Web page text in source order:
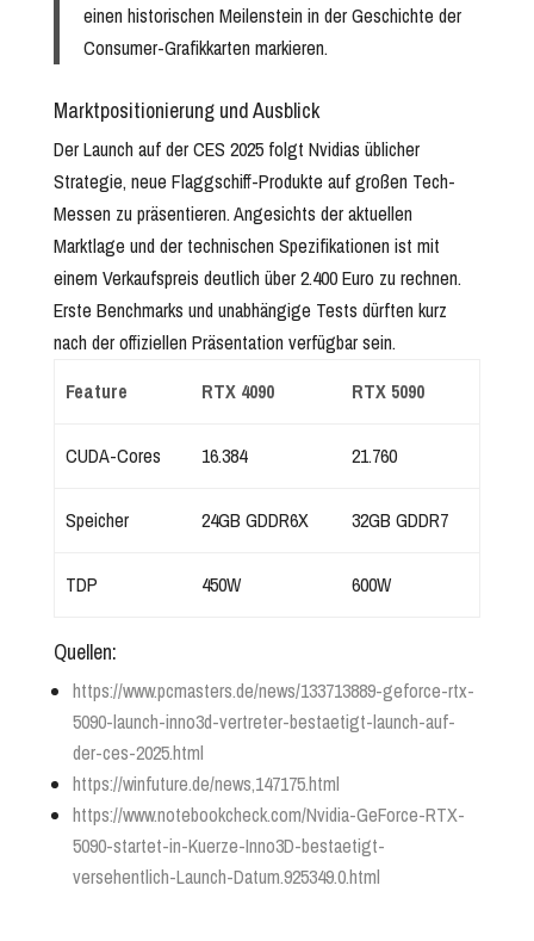
einen historischen Meilenstein in der Geschichte der
Consumer-Grafikkarten markieren.
Marktpositionierung und Ausblick
Der Launch auf der CES 2025 folgt Nvidias üblicher
Strategie, neue Flaggschiff-Produkte auf großen Tech-
Messen zu präsentieren. Angesichts der aktuellen
Marktlage und der technischen Spezifikationen ist mit
einem Verkaufspreis deutlich über 2.400 Euro zu rechnen.
Erste Benchmarks und unabhängige Tests dürften kurz
nach der offiziellen Präsentation verfügbar sein.
Feature
RTX 4090 RTX 5090
CUDA-Cores 16.384 21.760
Speicher 24GB GDDR6X 32GB GDDR7
TDP 450W 600W
Quellen:
https://www.pcmasters.de/news/133713889-geforce-rtx-
5090-launch-inno3d-vertreter-bestaetigt-launch-auf-
der-ces-2025.html
https://winfuture.de/news,147175.html
https://www.notebookcheck.com/Nvidia-GeForce-RTX-
5090-startet-in-Kuerze-Inno3D-bestaetigt-
versehentlich-Launch-Datum.925349.0.html